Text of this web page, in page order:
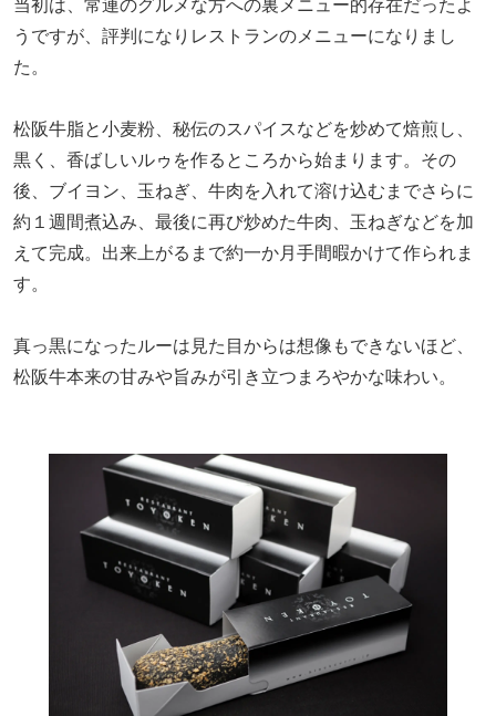
うですが、評判になりレストランのメニューになりまし
た。
松阪牛脂と小麦粉、秘伝のスパイスなどを炒めて焙煎し、
黒く、香ばしいルゥを作るところから始まります。その
後、ブイヨン、玉ねぎ、牛肉を入れて溶け込むまでさらに
約１週間煮込み、最後に再び炒めた牛肉、玉ねぎなどを加
えて完成。出来上がるまで約一か月手間暇かけて作られま
す。
真っ黒になったルーは見た目からは想像もできないほど、
松阪牛本来の甘みや旨みが引き立つまろやかな味わい。